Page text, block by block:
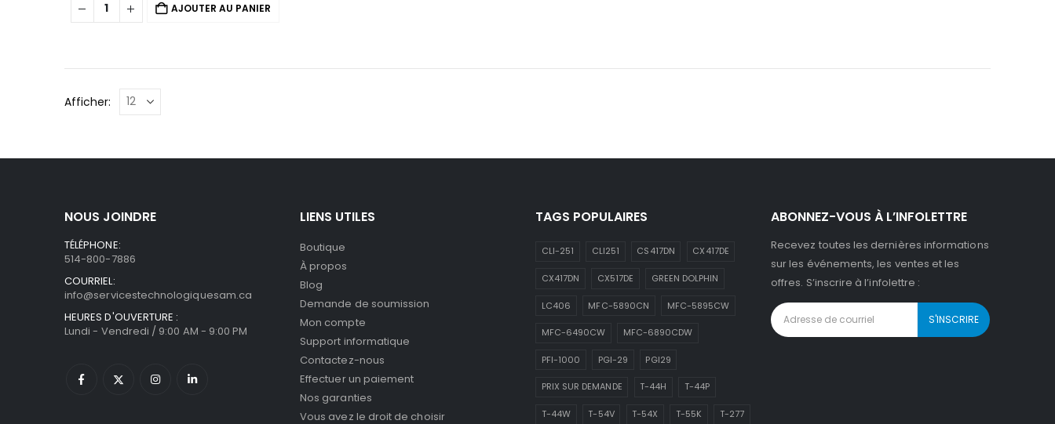
AJOUTER AU PANIER
Afficher:
NOUS JOINDRE
TÉLÉPHONE:
514-800-7886
COURRIEL:
info@servicestechnologiquesam.ca
HEURES D'OUVERTURE :
Lundi - Vendredi / 9:00 AM - 9:00 PM
LIENS UTILES
Boutique
À propos
Blog
Demande de soumission
Mon compte
Support informatique
Contactez-nous
Effectuer un paiement
Nos garanties
Vous avez le droit de choisir
TAGS POPULAIRES
CLI-251 CLI251 CS417DN CX417DE
CX417DN CX517DE GREEN DOLPHIN
LC406 MFC-5890CN MFC-5895CW
MFC-6490CW MFC-6890CDW
PFI-1000 PGI-29 PGI29
PRIX SUR DEMANDE T-44H T-44P
T-44W T-54V T-54X T-55K T-277
ABONNEZ-VOUS À L’INFOLETTRE
Recevez toutes les dernières informations
sur les événements, les ventes et les
offres. S’inscrire à l’infolettre :